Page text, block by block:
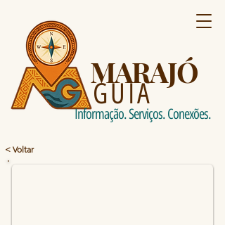
MARAJÓ
GUIA
Informação. Serviços. Conexões.
< Voltar